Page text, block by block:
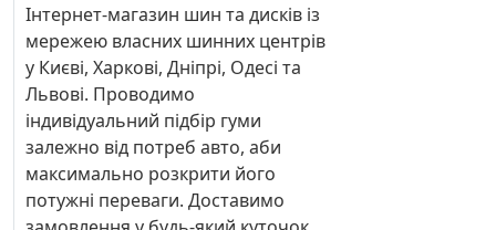
Інтернет-магазин шин та дисків із
мережею власних шинних центрів
у Києві, Харкові, Дніпрі, Одесі та
Львові. Проводимо
індивідуальний підбір гуми
залежно від потреб авто, аби
максимально розкрити його
потужні переваги. Доставимо